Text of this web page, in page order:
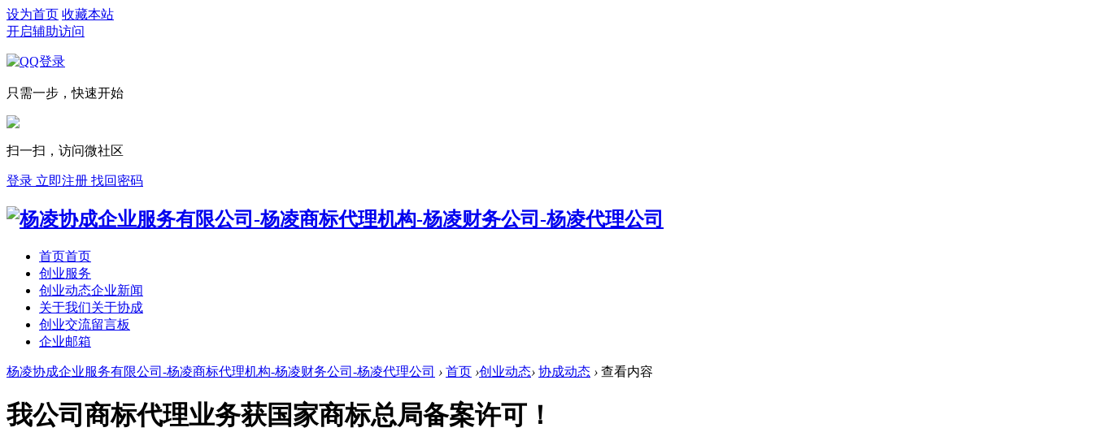
设为首页 收藏本站
开启辅助访问
只需一步，快速开始
扫一扫，访问微社区
登录 立即注册 找回密码
首页首页
创业服务
创业动态企业新闻
关于我们关于协成
创业交流留言板
企业邮箱
杨凌协成企业服务有限公司-杨凌商标代理机构-杨凌财务公司-杨凌代理公司 › 首页 ›创业动态› 协成动态 › 查看内容
我公司商标代理业务获国家商标总局备案许可！